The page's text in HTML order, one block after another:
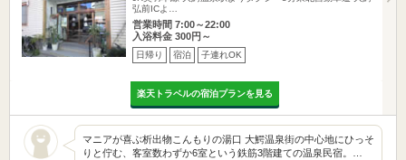
弘前ICよ…
営業時間 7:00～22:00
入浴料金 300円～
日帰り 宿泊 子連れOK
楽天トラベルの宿泊プランを見る
マニアが喜ぶ析出物こんもりの湯口 大鰐温泉街の中心地にひっそ
りと佇む、客室数わずか6室という鉄筋3階建ての温泉民宿。…